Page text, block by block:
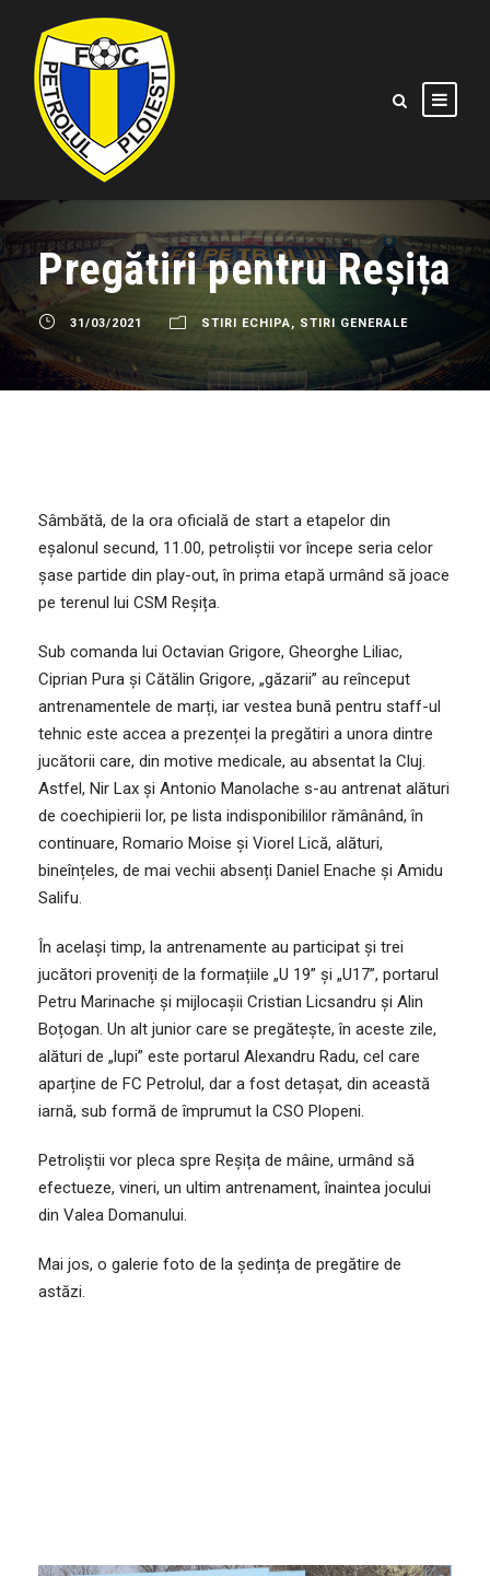
Pregătiri pentru Reșița
31/03/2021 STIRI ECHIPA, STIRI GENERALE
Sâmbătă, de la ora oficială de start a etapelor din
eșalonul secund, 11.00, petroliștii vor începe seria celor
șase partide din play-out, în prima etapă urmând să joace
pe terenul lui CSM Reșița.
Sub comanda lui Octavian Grigore, Gheorghe Liliac,
Ciprian Pura și Cătălin Grigore, „găzarii” au reînceput
antrenamentele de marți, iar vestea bună pentru staff-ul
tehnic este accea a prezenței la pregătiri a unora dintre
jucătorii care, din motive medicale, au absentat la Cluj.
Astfel, Nir Lax și Antonio Manolache s-au antrenat alături
de coechipierii lor, pe lista indisponibililor rămânând, în
continuare, Romario Moise și Viorel Lică, alături,
bineînțeles, de mai vechii absenți Daniel Enache și Amidu
Salifu.
În același timp, la antrenamente au participat și trei
jucători proveniți de la formațiile „U 19” și „U17”, portarul
Petru Marinache și mijlocașii Cristian Licsandru și Alin
Boțogan. Un alt junior care se pregătește, în aceste zile,
alături de „lupi” este portarul Alexandru Radu, cel care
aparține de FC Petrolul, dar a fost detașat, din această
iarnă, sub formă de împrumut la CSO Plopeni.
Petroliștii vor pleca spre Reșița de mâine, urmând să
efectueze, vineri, un ultim antrenament, înaintea jocului
din Valea Domanului.
Mai jos, o galerie foto de la ședința de pregătire de
astăzi.